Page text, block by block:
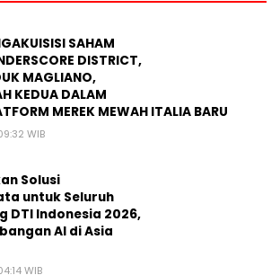
SAHAM
DISTRICT,
MAGLIANO,
KEDUA DALAM
MEREK MEWAH ITALIA BARU
WIB
Solusi
untuk Seluruh
DTI Indonesia 2026,
AI di Asia
WIB